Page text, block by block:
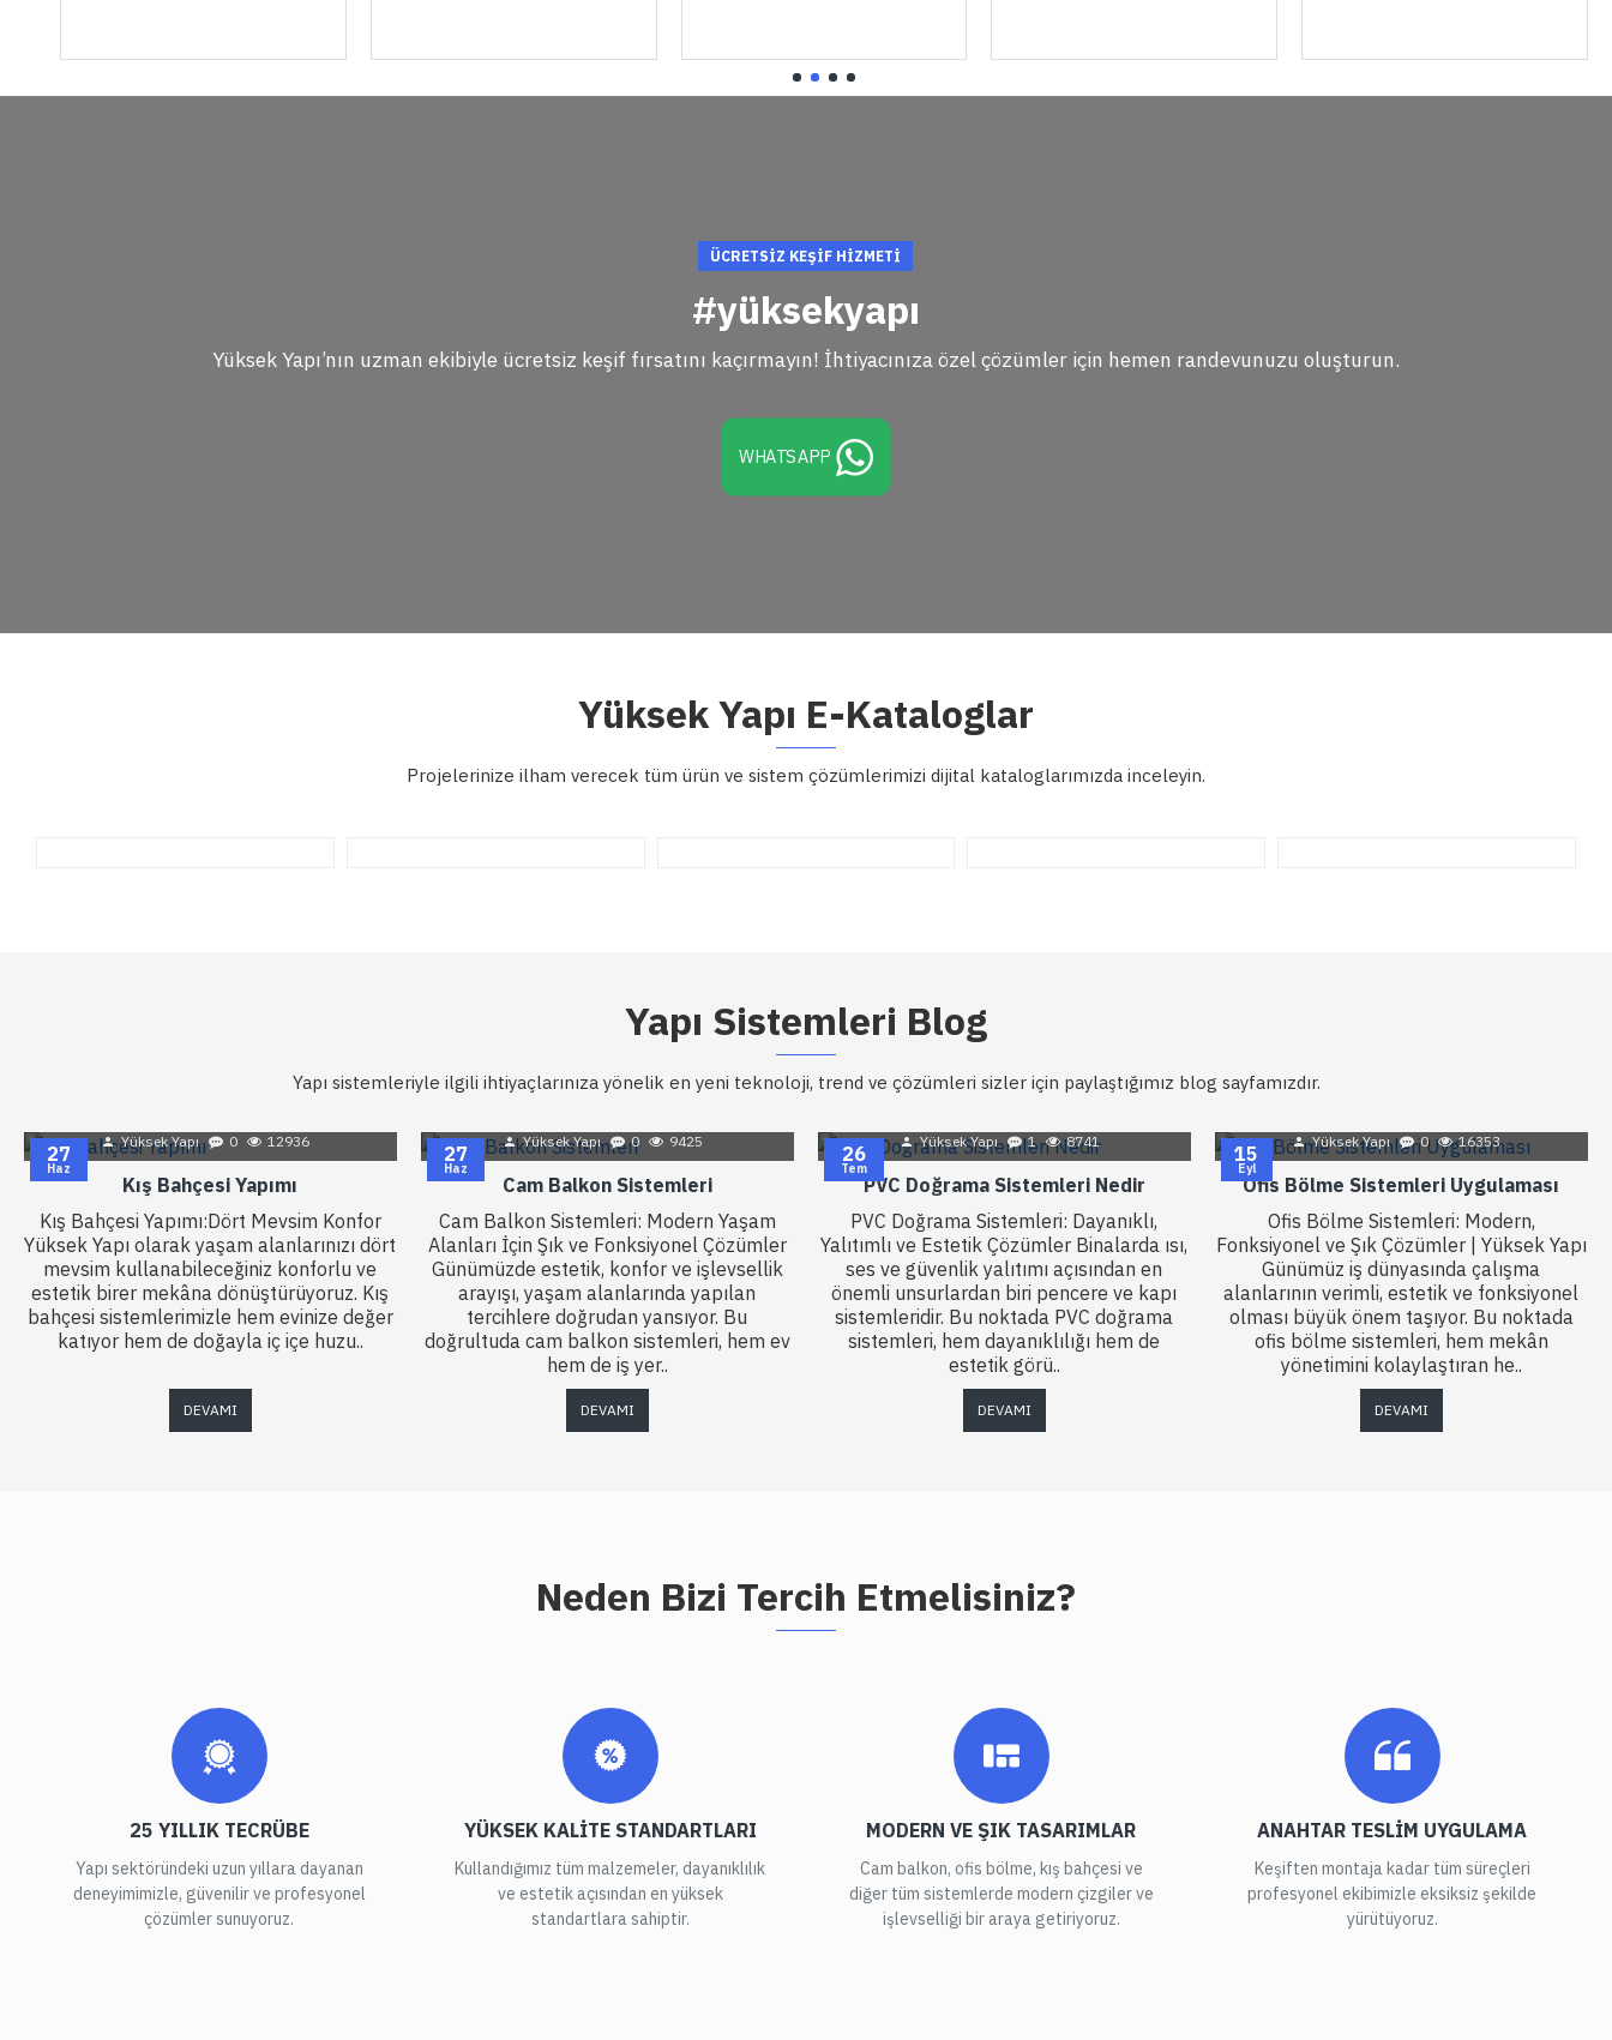
ÜCRETSIZ KEŞIF HIZMETI
#yüksekyapı
Yüksek Yapı’nın uzman ekibiyle ücretsiz keşif fırsatını kaçırmayın! İhtiyacınıza özel çözümler için hemen randevunuzu oluşturun.
WHATSAPP
Yüksek Yapı E-Kataloglar
Projelerinize ilham verecek tüm ürün ve sistem çözümlerimizi dijital kataloglarımızda inceleyin.
Yapı Sistemleri Blog
Yapı sistemleriyle ilgili ihtiyaçlarınıza yönelik en yeni teknoloji, trend ve çözümleri sizler için paylaştığımız blog sayfamızdır.
27
Haz
Yüksek Yapı 0 12936
Kış Bahçesi Yapımı
Kış Bahçesi Yapımı:Dört Mevsim Konfor
Yüksek Yapı olarak yaşam alanlarınızı dört
mevsim kullanabileceğiniz konforlu ve
estetik birer mekâna dönüştürüyoruz. Kış
bahçesi sistemlerimizle hem evinize değer
katıyor hem de doğayla iç içe huzu..
DEVAMI
27
Haz
Yüksek Yapı 0 9425
Cam Balkon Sistemleri
Cam Balkon Sistemleri: Modern Yaşam
Alanları İçin Şık ve Fonksiyonel Çözümler
Günümüzde estetik, konfor ve işlevsellik
arayışı, yaşam alanlarında yapılan
tercihlere doğrudan yansıyor. Bu
doğrultuda cam balkon sistemleri, hem ev
hem de iş yer..
DEVAMI
26
Tem
Yüksek Yapı 1 8741
PVC Doğrama Sistemleri Nedir
PVC Doğrama Sistemleri: Dayanıklı,
Yalıtımlı ve Estetik Çözümler Binalarda ısı,
ses ve güvenlik yalıtımı açısından en
önemli unsurlardan biri pencere ve kapı
sistemleridir. Bu noktada PVC doğrama
sistemleri, hem dayanıklılığı hem de
estetik görü..
DEVAMI
15
Eyl
Yüksek Yapı 0 16353
Ofis Bölme Sistemleri Uygulaması
Ofis Bölme Sistemleri: Modern,
Fonksiyonel ve Şık Çözümler | Yüksek Yapı
Günümüz iş dünyasında çalışma
alanlarının verimli, estetik ve fonksiyonel
olması büyük önem taşıyor. Bu noktada
ofis bölme sistemleri, hem mekân
yönetimini kolaylaştıran he..
DEVAMI
Neden Bizi Tercih Etmelisiniz?
25 YILLIK TECRÜBE
Yapı sektöründeki uzun yıllara dayanan
deneyimimizle, güvenilir ve profesyonel
çözümler sunuyoruz.
YÜKSEK KALITE STANDARTLARI
Kullandığımız tüm malzemeler, dayanıklılık
ve estetik açısından en yüksek
standartlara sahiptir.
MODERN VE ŞIK TASARIMLAR
Cam balkon, ofis bölme, kış bahçesi ve
diğer tüm sistemlerde modern çizgiler ve
işlevselliği bir araya getiriyoruz.
ANAHTAR TESLIM UYGULAMA
Keşiften montaja kadar tüm süreçleri
profesyonel ekibimizle eksiksiz şekilde
yürütüyoruz.